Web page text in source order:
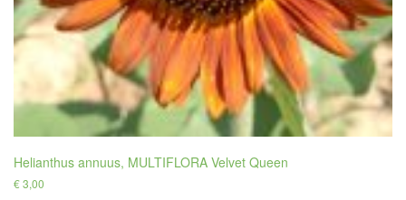
Helianthus annuus, MULTIFLORA Velvet Queen
€3,00